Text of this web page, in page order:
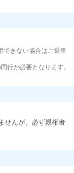
できない場合はご乗車
行が必要となります。
せんが、必ず親権者